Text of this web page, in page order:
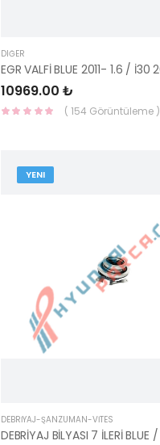
DIĞER
10969.00 ₺
( 154 Görüntüleme )
YENI
DEBRİYAJ-ŞANZUMAN-VİTES